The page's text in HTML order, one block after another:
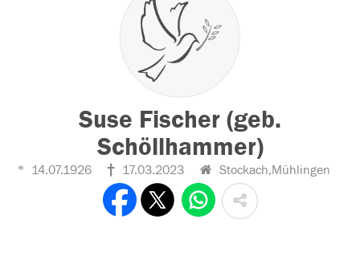
Suse Fischer (geb.
Schöllhammer)
14.07.1926 17.03.2023 Stockach,Mühlingen